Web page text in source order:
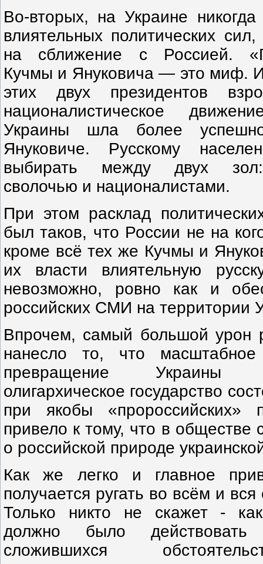
Во-вторых, на Украине
влиятельных политических
на сближение с Россией.
Кучмы и Януковича — это миф.
этих двух президентов
националистическое
Украины шла более
Януковиче. Русскому
выбирать между двух зол:
сволочью и националистами.
При этом расклад
был таков, что России не на
кроме всё тех же Кучмы и
их власти влиятельную
невозможно, ровно как и
российских СМИ на территории
Впрочем, самый большой урон
нанесло то, что масштабное
превращение Украины
олигархическое государство
при якобы «пророссийских»
привело к тому, что в обществе
о российской природе
Как же легко и главное
получается ругать во всём и
Только никто не скажет -
должно было действовать
сложившихся